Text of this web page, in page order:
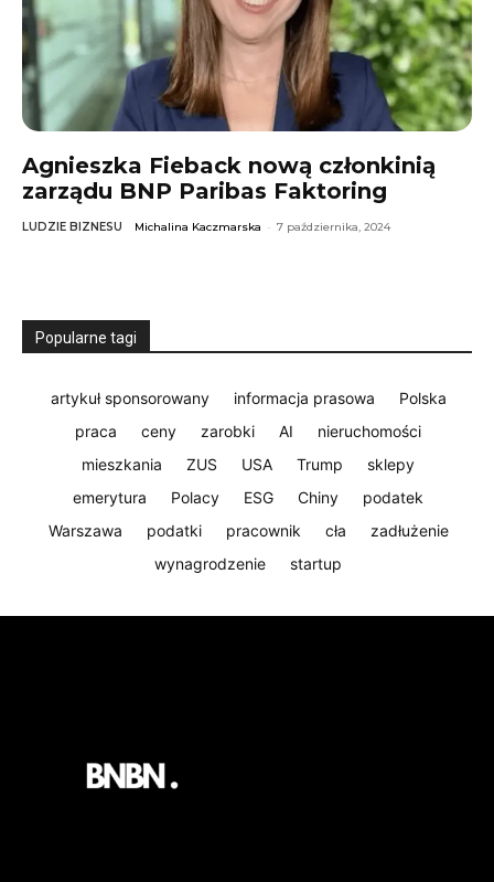
Agnieszka Fieback nową członkinią
zarządu BNP Paribas Faktoring
LUDZIE BIZNESU Michalina Kaczmarska - 7 października, 2024
Popularne tagi
artykuł sponsorowany informacja prasowa
Polska
praca
ceny zarobki AI
nieruchomości
mieszkania
ZUS USA Trump
sklepy
emerytura
Polacy ESG Chiny
podatek
Warszawa
podatki pracownik cła
zadłużenie
wynagrodzenie
startup